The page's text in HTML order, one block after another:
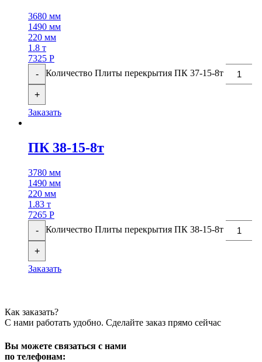
3680 мм
1490 мм
220 мм
1.8 т
7325 Р
-
Количество Плиты перекрытия ПК 37-15-8т
+
Заказать
ПК 38-15-8т
3780 мм
1490 мм
220 мм
1.83 т
7265 Р
-
Количество Плиты перекрытия ПК 38-15-8т
+
Заказать
Как заказать?
С нами работать удобно. Сделайте заказ прямо сейчас
Вы можете связаться с нами
по телефонам: